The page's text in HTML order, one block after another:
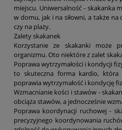
miejscu. Uniwersalność - skakanka
w domu, jak i na siłowni, a także
czy na plaży.
Zalety skakanek
Korzystanie ze skakanki może
organizmu. Oto niektóre z zalet
Poprawa wytrzymałości i kondycji
to skuteczna forma kardio, która
poprawia wytrzymałość i kondycję
Wzmacnianie kości i stawów -
obciąża stawów, a jednocześnie
Poprawa koordynacji ruchowej -
precyzyjnego koordynowania